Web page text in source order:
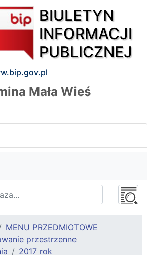
BIULETYN
INFORMACJI
PUBLICZNEJ
Mała Wieś
MENU PRZEDMIOTOWE
przestrzenne
2017 rok